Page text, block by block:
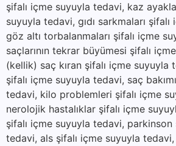
şifalı içme suyuyla tedavi, kaz
suyuyla tedavi, gıdı sarkmaları
göz altı torbalanmaları şifalı içme
saçlarının tekrar büyümesi şifalı
(kellik) saç kıran şifalı içme suyuyla
şifalı içme suyuyla tedavi, saç
tedavi, kilo problemleri şifalı içme
nerolojik hastalıklar şifalı içme
şifalı içme suyuyla tedavi, parkinson
tedavi, als şifalı içme suyuyla